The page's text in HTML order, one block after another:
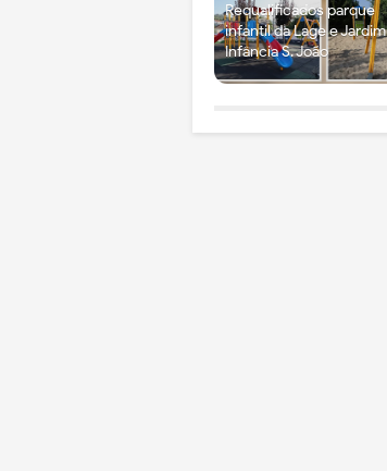
Requalificados parque
infantil da Lage e Jardim
Infância S. João